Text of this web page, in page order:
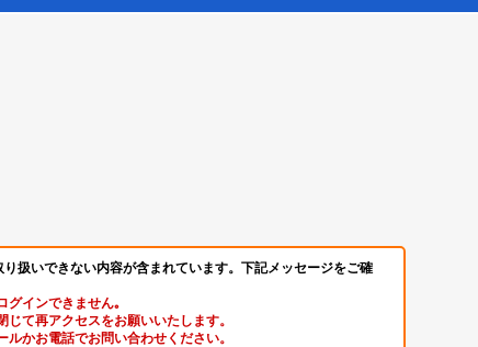
扱いできない内容が含まれています。下記メッセージをご確
グインできません｡
て再アクセスをお願いいたします。
かお電話でお問い合わせください。